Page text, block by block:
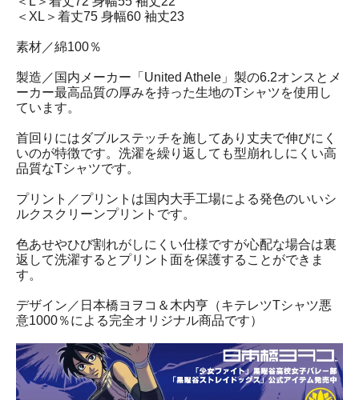
＜XL＞着丈75 身幅60 袖丈23
素材／綿100％
製造／国内メーカー「United Athele」製の6.2オンスとメ
ーカー最高品質の厚みを持った生地のTシャツを使用し
ています。
首回りにはダブルステッチを施してあり丈夫で伸びにく
いのが特徴です。洗濯を繰り返しても型崩れしにくい高
品質なTシャツです。
プリント／プリントは国内大手工場による発色のいいシ
ルクスクリーンプリントです。
色あせやひび割れがしにくい仕様ですが心配な場合は裏
返して洗濯するとプリント面を保護することができま
す。
デザイン／日本橋ヨヲコ＆木内亨（キテレツTシャツ悪
意1000％による完全オリジナル商品です）